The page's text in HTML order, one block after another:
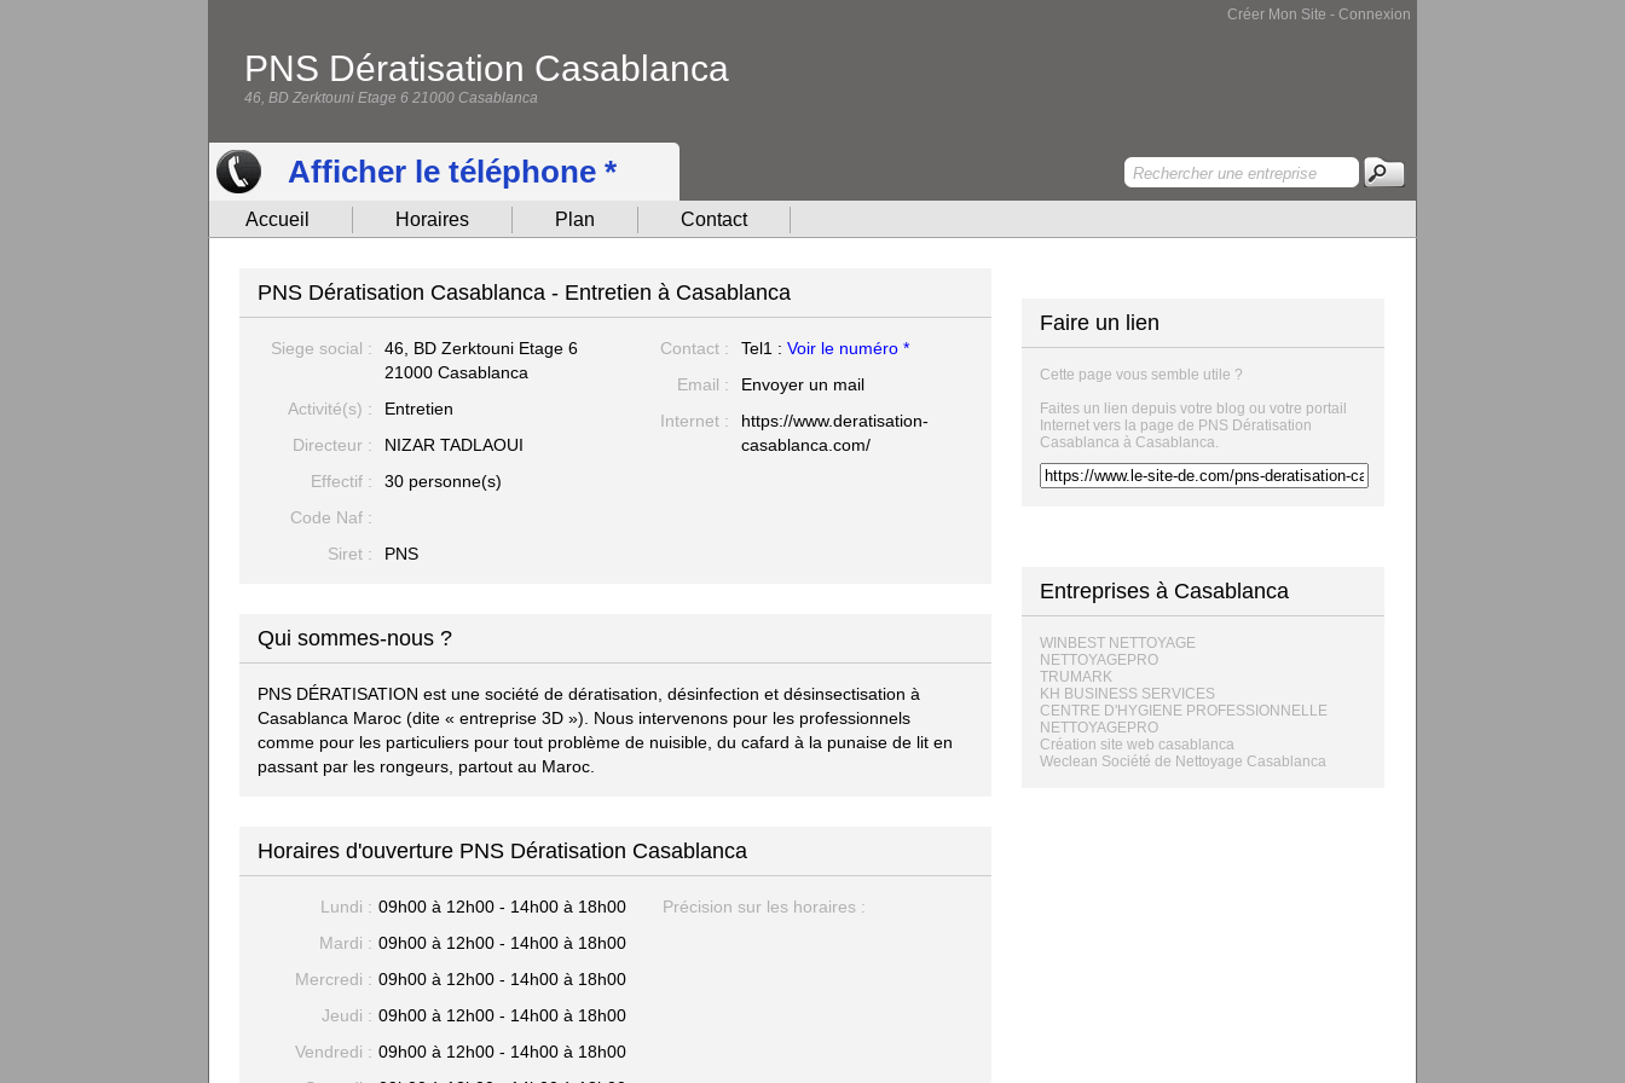
Créer Mon Site - Connexion
PNS Dératisation Casablanca
46, BD Zerktouni Etage 6 21000 Casablanca
Afficher le téléphone *
Accueil Horaires Plan Contact
PNS Dératisation Casablanca - Entretien à Casablanca
Siege social :
46, BD Zerktouni Etage 6
21000 Casablanca
Activité(s) :
Entretien
Directeur :
NIZAR TADLAOUI
Effectif :
30 personne(s)
Code Naf :
Siret :
PNS
Contact : Tel1 : Voir le numéro *
Email :
Envoyer un mail
Internet :
https://www.deratisation-
casablanca.com/
Qui sommes-nous ?
PNS DÉRATISATION est une société de dératisation, désinfection et désinsectisation à
Casablanca Maroc (dite « entreprise 3D »). Nous intervenons pour les professionnels
comme pour les particuliers pour tout problème de nuisible, du cafard à la punaise de lit en
passant par les rongeurs, partout au Maroc.
Horaires d'ouverture PNS Dératisation Casablanca
Lundi : 09h00 à 12h00 - 14h00 à 18h00
Mardi : 09h00 à 12h00 - 14h00 à 18h00
Mercredi : 09h00 à 12h00 - 14h00 à 18h00
Jeudi : 09h00 à 12h00 - 14h00 à 18h00
Vendredi : 09h00 à 12h00 - 14h00 à 18h00
Précision sur les horaires :
Faire un lien
Cette page vous semble utile ?
Faites un lien depuis votre blog ou votre portail
Internet vers la page de PNS Dératisation
Casablanca à Casablanca.
Entreprises à Casablanca
WINBEST NETTOYAGE
NETTOYAGEPRO
TRUMARK
KH BUSINESS SERVICES
CENTRE D'HYGIENE PROFESSIONNELLE
NETTOYAGEPRO
Création site web casablanca
Weclean Société de Nettoyage Casablanca